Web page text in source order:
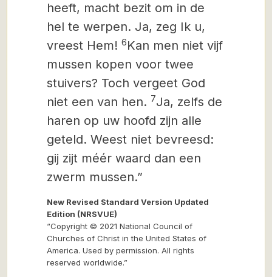
heeft, macht bezit om in de
hel te werpen. Ja, zeg Ik u,
vreest Hem! 6Kan men niet vijf
mussen kopen voor twee
stuivers? Toch vergeet God
niet een van hen. 7Ja, zelfs de
haren op uw hoofd zijn alle
geteld. Weest niet bevreesd:
gij zijt méér waard dan een
zwerm mussen.”
New Revised Standard Version Updated
Edition (NRSVUE)
“Copyright © 2021 National Council of
Churches of Christ in the United States of
America. Used by permission. All rights
reserved worldwide.”